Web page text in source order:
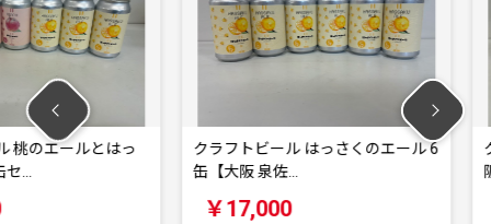
ルとはっ
クラフトビール はっさくのエール 6
缶【大阪 泉佐…
￥17,000
クラフト
阪 泉佐野